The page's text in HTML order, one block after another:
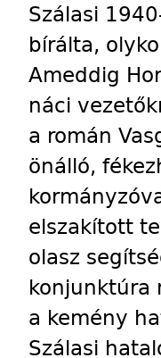
Szálasi
bírálta,
Ameddig
náci
a román
önálló,
elszakított
olasz
konjunktúra
a kemény
Szálasi